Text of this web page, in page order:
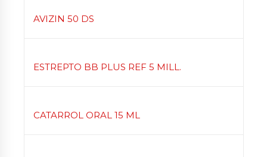
AVIZIN 50 DS
ESTREPTO BB PLUS REF 5 MILL.
CATARROL ORAL 15 ML